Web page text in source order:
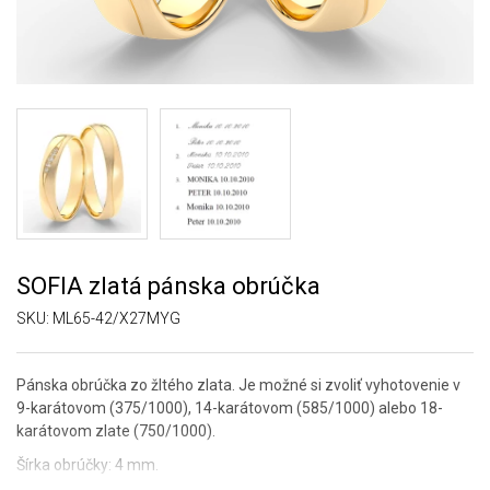
SOFIA zlatá pánska obrúčka
SKU: ML65-42/X27MYG
Pánska obrúčka zo žltého zlata. Je možné si zvoliť vyhotovenie v
9-karátovom (375/1000), 14-karátovom (585/1000) alebo 18-
karátovom zlate (750/1000).
Šírka obrúčky: 4 mm.